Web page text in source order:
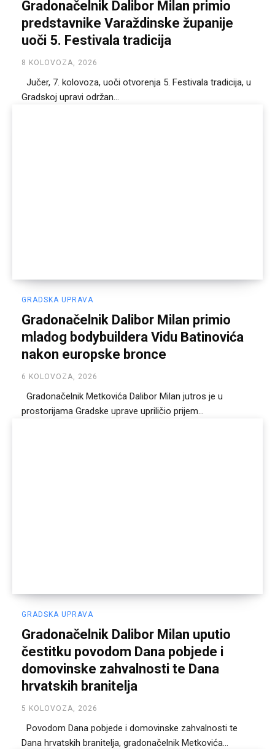
Gradonačelnik Dalibor Milan primio
predstavnike Varaždinske županije
uoči 5. Festivala tradicija
8 KOLOVOZA, 2026
Jučer, 7. kolovoza, uoči otvorenja 5. Festivala tradicija, u
Gradskoj upravi održan...
GRADSKA UPRAVA
Gradonačelnik Dalibor Milan primio
mladog bodybuildera Vidu Batinovića
nakon europske bronce
6 KOLOVOZA, 2026
Gradonačelnik Metkovića Dalibor Milan jutros je u
prostorijama Gradske uprave upriličio prijem...
GRADSKA UPRAVA
Gradonačelnik Dalibor Milan uputio
čestitku povodom Dana pobjede i
domovinske zahvalnosti te Dana
hrvatskih branitelja
5 KOLOVOZA, 2026
Povodom Dana pobjede i domovinske zahvalnosti te
Dana hrvatskih branitelja, gradonačelnik Metkovića...